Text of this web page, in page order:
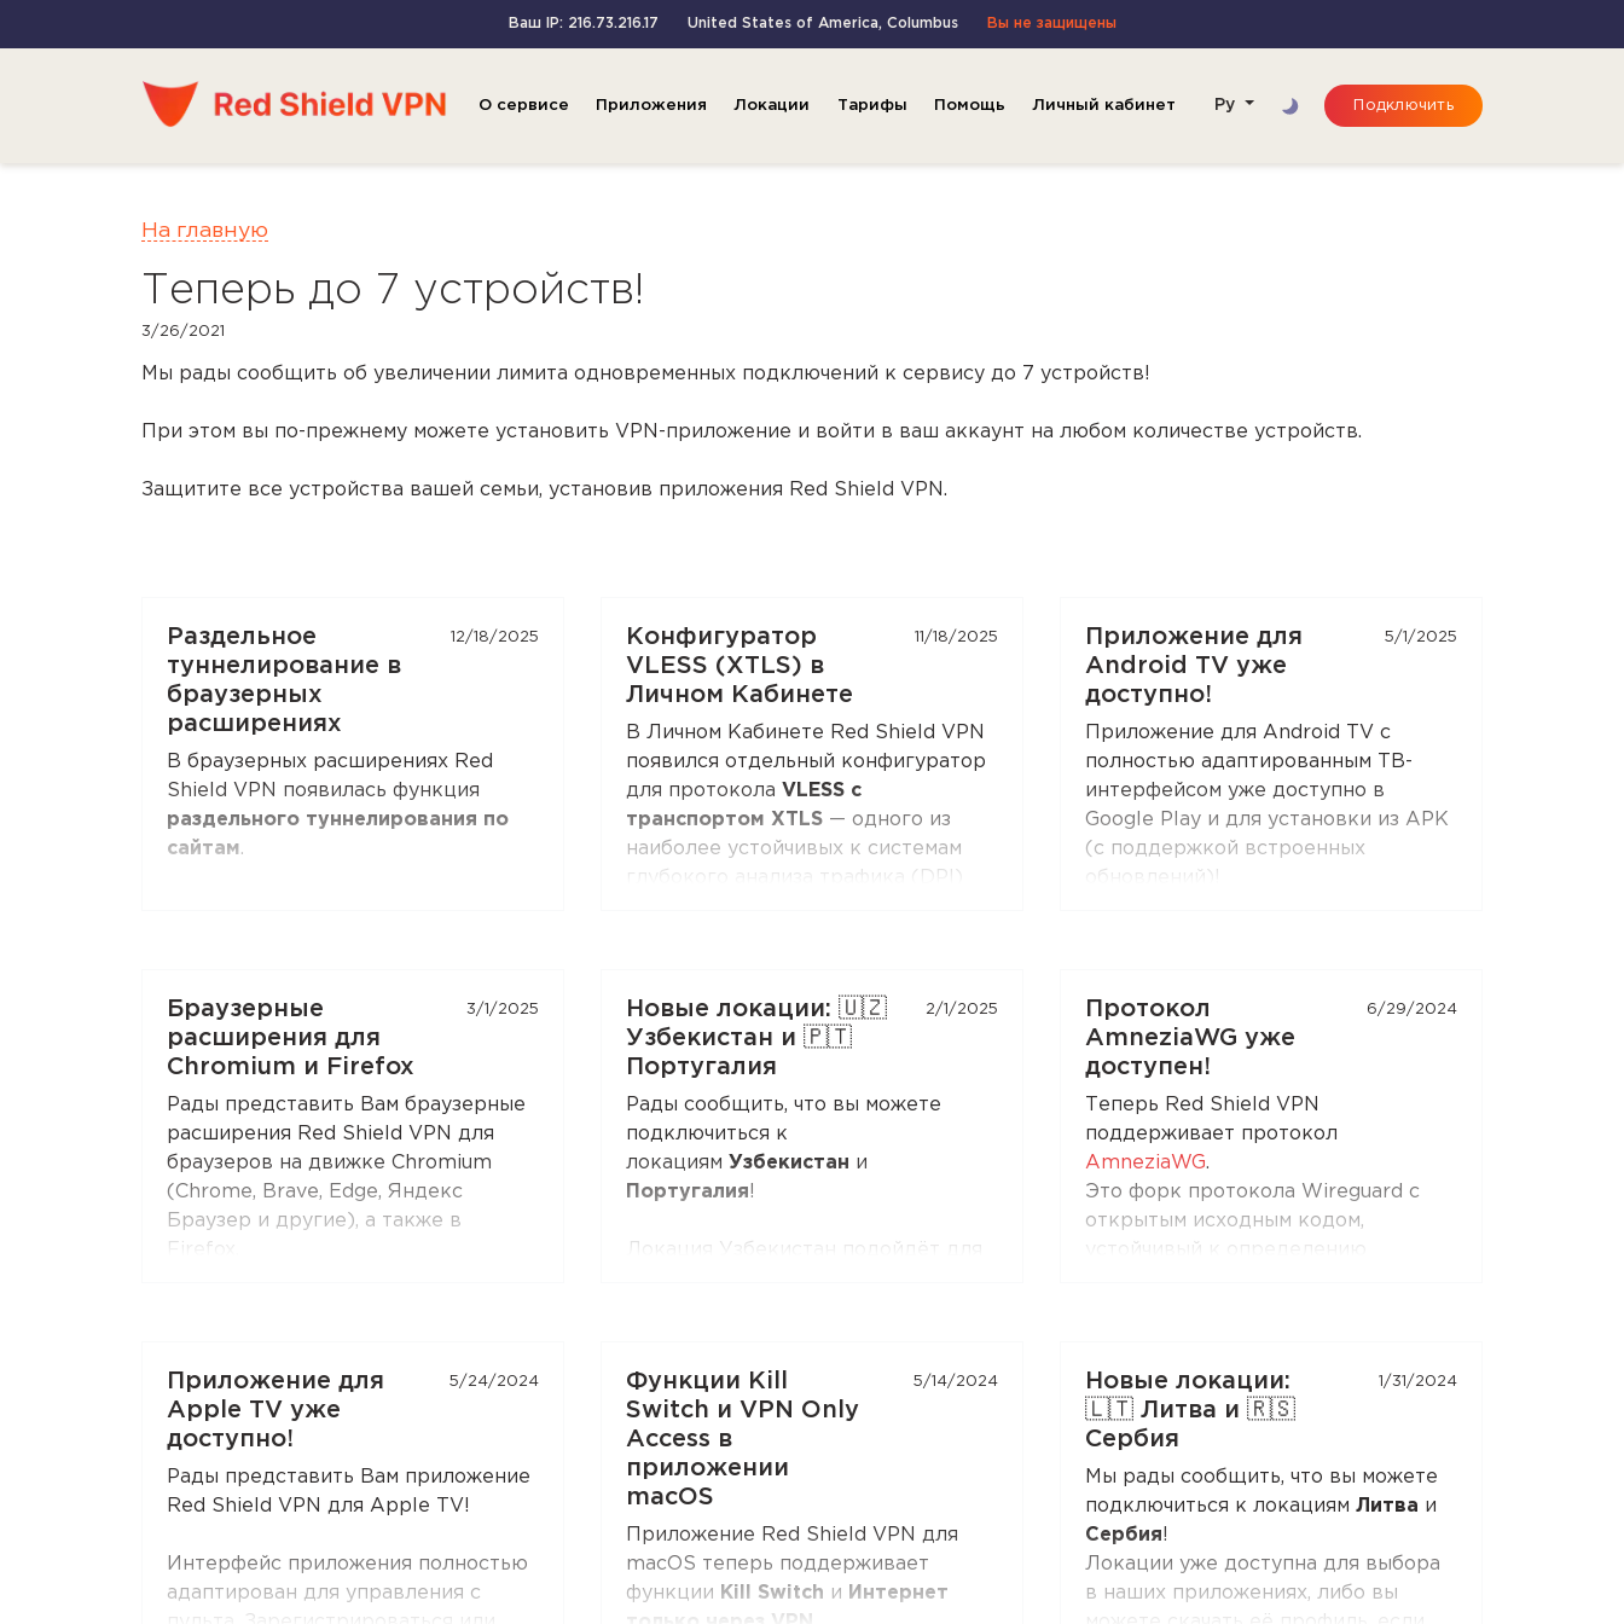
Ваш IP: 216.73.216.17 United States of America, Columbus Вы не защищены
Ру Подключить
О сервисе Приложения Локации Тарифы Помощь Личный кабинет
На главную
Теперь до 7 устройств!
3/26/2021
Мы рады сообщить об увеличении лимита одновременных подключений к сервису до 7 устройств!
При этом вы по-прежнему можете установить VPN-приложение и войти в ваш аккаунт на любом количестве устройств.
Защитите все устройства вашей семьи, установив приложения Red Shield VPN.
Раздельное
туннелирование в
браузерных
расширениях
12/18/2025
В браузерных расширениях Red
Shield VPN появилась функция
раздельного туннелирования по
сайтам.
Поддерживаются маски для
поддоменов второго уровня,
например *.ru . Функция доступна и в
Chromium-браузерах(Chrome,
Brave, Edge, Яндекс Браузер), и в
Firefox.
Откройте настройки расширения —
раздел
«Раздельное
Конфигуратор
VLESS (XTLS) в
Личном Кабинете
11/18/2025
В Личном Кабинете Red Shield VPN
появился отдельный конфигуратор
для протокола VLESS с
транспортом XTLS— одного из
наиболее устойчивых к системам
любого клиента, поддерживающего
VLESS:Xray-core ,v2rayNG
Hiddifyи других.
в Личном Кабинете —
в списке, с бейджем NEW.
Приложение для
Android TV уже
доступно!
5/1/2025
Приложение для Android TV с
полностью адаптированным ТВ-
интерфейсом уже доступно в
Google Play и для установки из APK
(с поддержкой встроенных
обновлений)!
ограничение контента, раздача VPN-
подключения через SOCKS5 и
HTTP-прокси (при выборе
протокола RedLink Shadow TLS).
Устанавливайте приложение на
Ваши Android-приставки и ТВ, и
наслаждайтесь свободным
Браузерные
расширения для
Chromium и Firefox
3/1/2025
Рады представить Вам браузерные
расширения Red Shield VPN для
браузеров на движке Chromium
(Chrome, Brave, Edge, Яндекс
Браузер и другие), а также в
Вы можете подключать расширения
к своей подписке точно так же, как
и приложения.
Новые локации: 🇺🇿
Узбекистан и 🇵🇹
Португалия
2/1/2025
Рады сообщить, что вы можете
подключиться к
локациям Узбекистан и
Португалия!
Локация Узбекистан подойдёт для
Локация Португалия подойдёт для
доступа к внутренним ресурсам и
повседневного использования.
Протокол
AmneziaWG уже
доступен!
6/29/2024
Теперь Red Shield VPN
поддерживает протокол
AmneziaWG.
Это форк протокола Wireguard с
открытым исходным кодом,
приложениях AmneziaWG (не
AmneziaVPN!) дляAndroid
macOS
платформах и устройствах, которые
поддерживаютсяразработчикамии
сообществом
Так же AmneziaWG уже доступен в
Приложение для
Apple TV уже
доступно!
5/24/2024
Рады представить Вам приложение
Red Shield VPN для Apple TV!
Интерфейс приложения полностью
адаптирован для управления с
Функции Kill
Switch и VPN Only
Access в
приложении
macOS
5/14/2024
Приложение Red Shield VPN для
macOS теперь поддерживает
функции Kill Switch и Интернет
Новые локации:
🇱🇹 Литва и 🇷🇸
Сербия
1/31/2024
Мы рады сообщить, что вы можете
подключиться к локациям Литва и
Сербия!
Локации уже доступна для выбора
в наших приложениях, либо вы